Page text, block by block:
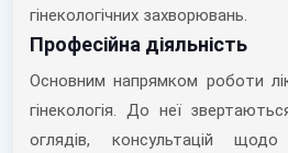
гінекологічних захворювань.
Професійна діяльність
Основним напрямком роботи
гінекологія. До неї
оглядів, консультацій